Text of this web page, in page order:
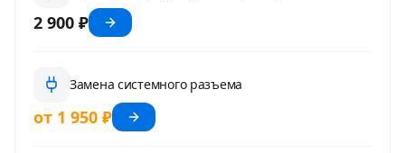
2 900 ₽
Замена системного разъема
от 1 950 ₽